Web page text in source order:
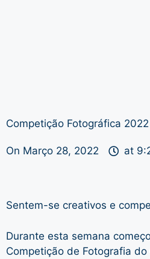
Competição Fotográfica 2022
On Março 28, 2022 at
Sentem-se creativos e
Durante esta semana
Competição de Fotografia